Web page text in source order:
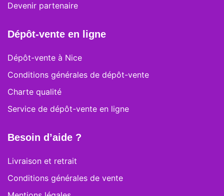
Devenir partenaire
Dépôt-vente en ligne
Dépôt-vente à Nice
Conditions générales de dépôt-vente
Charte qualité
Service de dépôt-vente en ligne
Besoin d’aide ?
Livraison et retrait
Conditions générales de vente